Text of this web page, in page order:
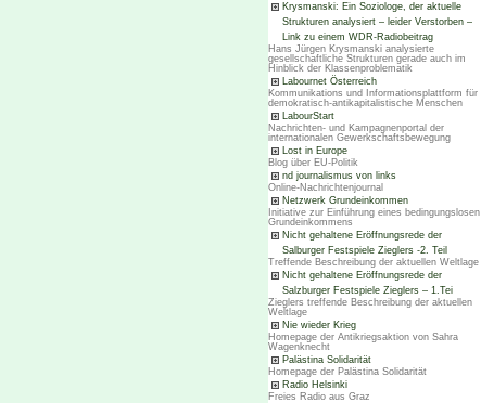
Krysmanski: Ein Soziologe, der aktuelle
Strukturen analysiert – leider Verstorben –
Link zu einem WDR-Radiobeitrag
Hans Jürgen Krysmanski analysierte
gesellschaftliche Strukturen gerade auch im
Hinblick der Klassenproblematik
Labournet Österreich
Kommunikations und Informationsplattform für
demokratisch-antikapitalistische Menschen
LabourStart
Nachrichten- und Kampagnenportal der
internationalen Gewerkschaftsbewegung
Lost in Europe
Blog über EU-Politik
nd journalismus von links
Online-Nachrichtenjournal
Netzwerk Grundeinkommen
Initiative zur Einführung eines bedingungslosen
Grundeinkommens
Nicht gehaltene Eröffnungsrede der
Salburger Festspiele Zieglers -2. Teil
Treffende Beschreibung der aktuellen Weltlage
Nicht gehaltene Eröffnungsrede der
Salzburger Festspiele Zieglers – 1.Tei
Zieglers treffende Beschreibung der aktuellen
Weltlage
Nie wieder Krieg
Homepage der Antikriegsaktion von Sahra
Wagenknecht
Palästina Solidarität
Homepage der Palästina Solidarität
Radio Helsinki
Freies Radio aus Graz